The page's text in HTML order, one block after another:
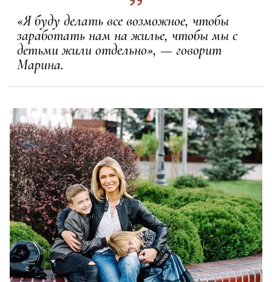
«Я буду делать все возможное, чтобы
заработать нам на жилье, чтобы мы с
детьми жили отдельно», — говорит
Марина.